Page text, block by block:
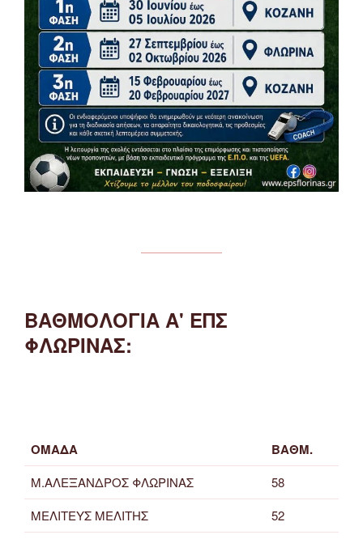
ΒΑΘΜΟΛΟΓΙΑ Α' ΕΠΣ
ΦΛΩΡΙΝΑΣ:
ΟΜΑΔΑ ΒΑΘΜ.
Μ.ΑΛΕΞΑΝΔΡΟΣ ΦΛΩΡΙΝΑΣ
58
ΜΕΛΙΤΕΥΣ ΜΕΛΙΤΗΣ
52